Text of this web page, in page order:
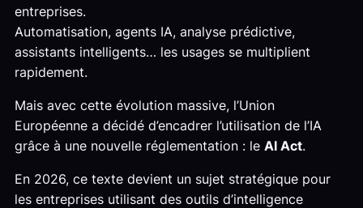
entreprises.
Automatisation, agents IA, analyse prédictive,
assistants intelligents… les usages se multiplient
rapidement.
Mais avec cette évolution massive, l’Union
Européenne a décidé d’encadrer l’utilisation de l’IA
grâce à une nouvelle réglementation : le AI Act.
En 2026, ce texte devient un sujet stratégique pour
les entreprises utilisant des outils d’intelligence